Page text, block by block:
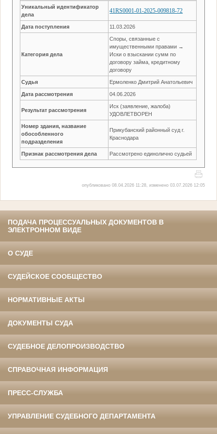
Уникальный идентификатор
дела
41RS0001-01-2025-009818-72
Дата поступления 11.03.2026
Категория дела
Споры, связанные с
имущественными правами →
Иски о взыскании сумм по
договору займа, кредитному
договору
Судья Ермоленко Дмитрий Анатольевич
Дата рассмотрения 04.06.2026
Результат рассмотрения
Иск (заявление, жалоба)
УДОВЛЕТВОРЕН
Номер здания, название
обособленного
подразделения
Прикубанский районный суд г.
Краснодара
Признак рассмотрения дела Рассмотрено единолично судьей
опубликовано 08.04.2026 11:28, изменено 03.07.2026 12:05
ПОДАЧА ПРОЦЕССУАЛЬНЫХ ДОКУМЕНТОВ В
ЭЛЕКТРОННОМ ВИДЕ
О СУДЕ
СУДЕЙСКОЕ СООБЩЕСТВО
НОРМАТИВНЫЕ АКТЫ
ДОКУМЕНТЫ СУДА
СУДЕБНОЕ ДЕЛОПРОИЗВОДСТВО
СПРАВОЧНАЯ ИНФОРМАЦИЯ
ПРЕСС-СЛУЖБА
УПРАВЛЕНИЕ СУДЕБНОГО ДЕПАРТАМЕНТА